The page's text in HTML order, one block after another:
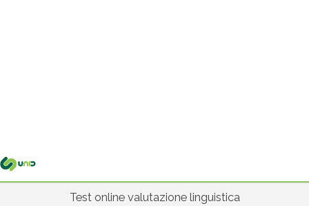
Test online valutazione linguistica